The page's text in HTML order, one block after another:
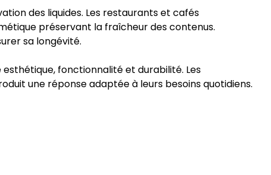
des liquides. Les restaurants et cafés
préservant la fraîcheur des contenus.
sa longévité.
fonctionnalité et durabilité. Les
une réponse adaptée à leurs besoins quotidiens.